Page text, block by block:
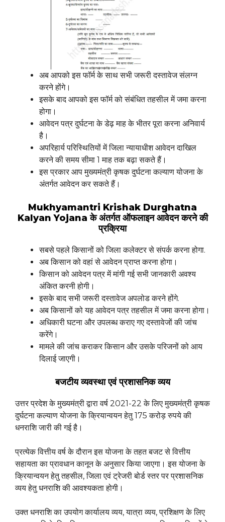
अब आपको इस फॉर्म के साथ सभी जरूरी दस्तावेज संलग्न
करने होंगे।
इसके बाद आपको इस फॉर्म को संबंधित तहसील में जमा करना
होगा।
आवेदन पत्र दुर्घटना के डेढ़ माह के भीतर पूरा करना अनिवार्य
है।
अपरिहार्य परिस्थितियों में जिला न्यायाधीश आवेदन दाखिल
करने की समय सीमा 1 माह तक बढ़ा सकते हैं।
इस प्रकार आप मुख्यमंत्री कृषक दुर्घटना कल्याण योजना के
अंतर्गत आवेदन कर सकते हैं।
Mukhyamantri Krishak Durghatna
Kalyan Yojana के अंतर्गत ऑफलाइन आवेदन करने की
प्रक्रिया
सबसे पहले किसानों को जिला कलेक्टर से संपर्क करना होगा.
अब किसान को वहां से आवेदन प्राप्त करना होगा।
किसान को आवेदन पत्र में मांगी गई सभी जानकारी अवश्य
अंकित करनी होगी।
इसके बाद सभी जरूरी दस्तावेज अपलोड करने होंगे.
अब किसानों को यह आवेदन पत्र तहसील में जमा करना होगा।
अधिकारी घटना और उपलब्ध कराए गए दस्तावेजों की जांच
करेंगे।
मामले की जांच कराकर किसान और उसके परिजनों को आय
दिलाई जाएगी।
बजटीय व्यवस्था एवं प्रशासनिक व्यय
उत्तर प्रदेश के मुख्यमंत्री द्वारा वर्ष 2021-22 के लिए मुख्यमंत्री कृषक
दुर्घटना कल्याण योजना के क्रियान्वयन हेतु 175 करोड़ रुपये की
धनराशि जारी की गई है।
प्रत्येक वित्तीय वर्ष के दौरान इस योजना के तहत बजट से वित्तीय
सहायता का प्रावधान कानून के अनुसार किया जाएगा। इस योजना के
क्रियान्वयन हेतु तहसील, जिला एवं ट्रेजरी बोर्ड स्तर पर प्रशासनिक
व्यय हेतु धनराशि की आवश्यकता होगी।
उक्त धनराशि का उपयोग कार्यालय व्यय, यात्रा व्यय, प्रशिक्षण के लिए